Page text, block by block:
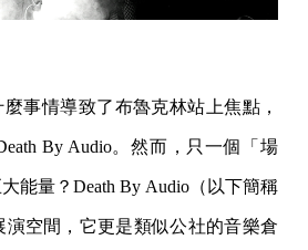
事情導致了布魯克林站上焦點，
By Audio。然而，只一個「場
能量？Death By Audio（以下簡稱
空間，它更是類似公社的音樂倉